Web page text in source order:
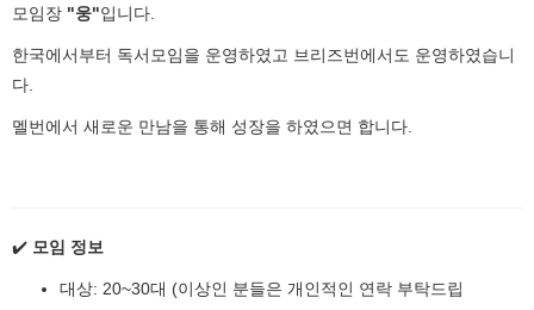
모임장 "웅"입니다.
한국에서부터 독서모임을 운영하였고 브리즈번에서도 운영하였습니
다.
멜번에서 새로운 만남을 통해 성장을 하였으면 합니다.
✔️ 모임 정보
대상: 20~30대 (이상인 분들은 개인적인 연락 부탁드립